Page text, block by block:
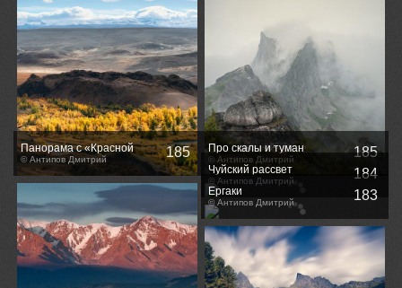
Панорама с «Красной
горки»
© Антипов Дмитрий 185 Про скалы и туман
© Антипов Дмитрий 185
Чуйский рассвет
© Антипов Дмитрий 184
Ергаки
© Антипов Дмитрий 183